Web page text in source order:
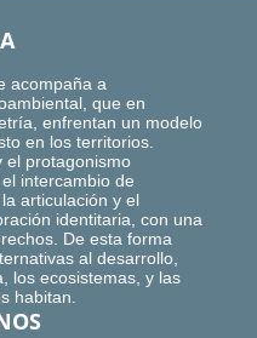
acompaña a
que en
enfrentan un modelo
en los territorios.
el protagonismo
intercambio de
articulación y el
identitaria, con una
De esta forma
al desarrollo,
los ecosistemas, y las
habitan.